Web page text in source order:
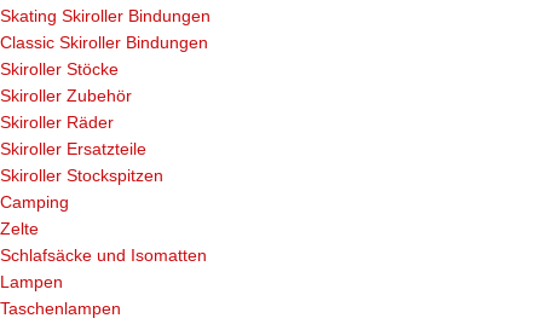
Skating Skiroller Bindungen
Classic Skiroller Bindungen
Skiroller Stöcke
Skiroller Zubehör
Skiroller Räder
Skiroller Ersatzteile
Skiroller Stockspitzen
Camping
Zelte
Schlafsäcke und Isomatten
Lampen
Taschenlampen